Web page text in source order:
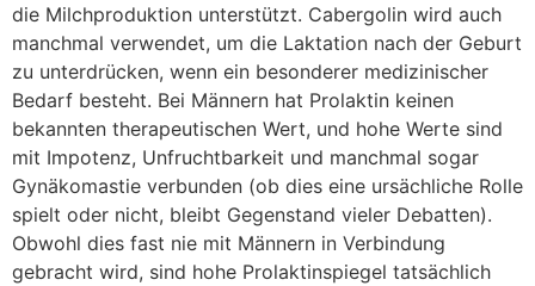
die Milchproduktion unterstützt. Cabergolin wird auch
manchmal verwendet, um die Laktation nach der Geburt
zu unterdrücken, wenn ein besonderer medizinischer
Bedarf besteht. Bei Männern hat Prolaktin keinen
bekannten therapeutischen Wert, und hohe Werte sind
mit Impotenz, Unfruchtbarkeit und manchmal sogar
Gynäkomastie verbunden (ob dies eine ursächliche Rolle
spielt oder nicht, bleibt Gegenstand vieler Debatten).
Obwohl dies fast nie mit Männern in Verbindung
gebracht wird, sind hohe Prolaktinspiegel tatsächlich